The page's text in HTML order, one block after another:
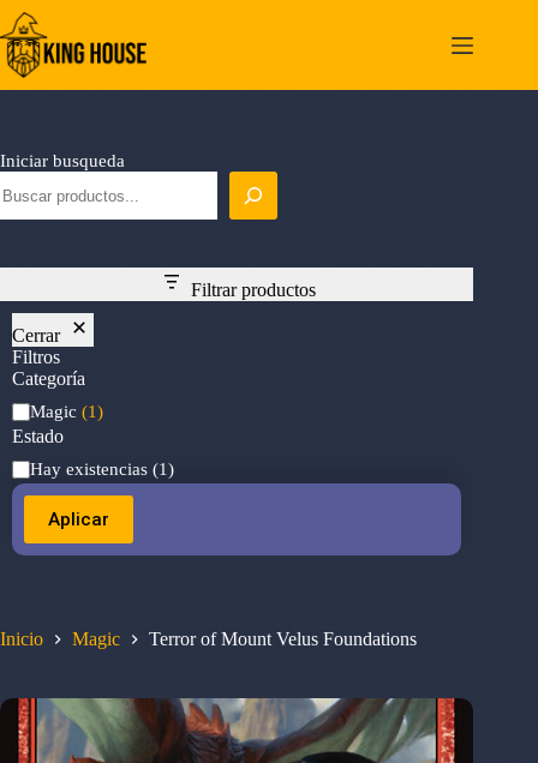
Saltar
al
contenido
Inicio Magic Terror of Mount Velus Foundations
Iniciar busqueda
Filtrar productos
Cerrar
Filtros
Categoría
Categoría
Magic (1)
Estado
Estado
Hay existencias (1)
Aplicar